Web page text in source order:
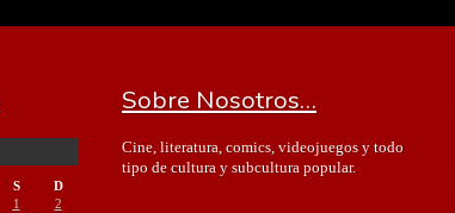
S
D
1
2
Sobre Nosotros…
Cine, literatura, comics, videojuegos y todo
tipo de cultura y subcultura popular.